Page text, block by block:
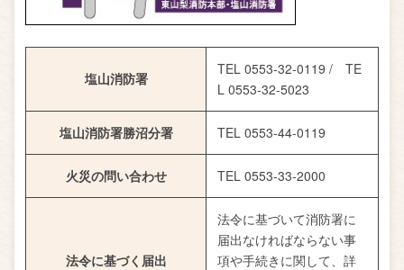
塩山消防署
TEL 0553-32-0119 / TE
L 0553-32-5023
塩山消防署勝沼分署 TEL 0553-44-0119
火災の問い合わせ TEL 0553-33-2000
法令に基づく届出
法令に基づいて消防署に
届出なければならない事
項や手続きに関して、詳